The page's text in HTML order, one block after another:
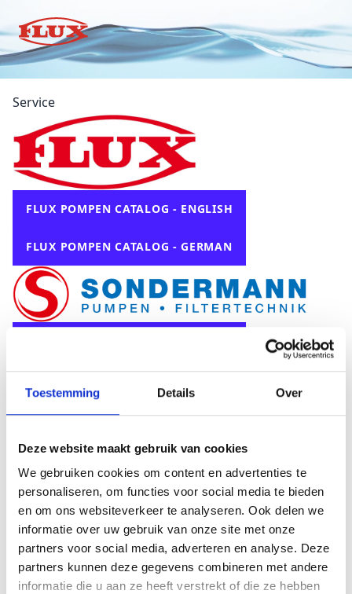
Toestemming Details Over
Deze website maakt gebruik van cookies
We gebruiken cookies om content en advertenties te
personaliseren, om functies voor social media te bieden
en om ons websiteverkeer te analyseren. Ook delen we
informatie over uw gebruik van onze site met onze
partners voor social media, adverteren en analyse. Deze
partners kunnen deze gegevens combineren met andere
informatie die u aan ze heeft verstrekt of die ze hebben
Service
FLUX POMPEN CATALOG - ENGLISH
FLUX POMPEN CATALOG - GERMAN
More information
Wilt u graag meer informatie over
onze producten?